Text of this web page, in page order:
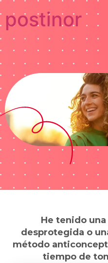
postinor
He tenido
desprotegida o
método
tiempo de